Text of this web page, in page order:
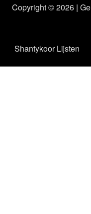
Copyright © 2026 |
Shantykoor Lijsten